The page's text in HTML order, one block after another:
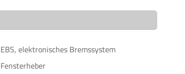
EBS, elektronisches Bremssystem
Fensterheber